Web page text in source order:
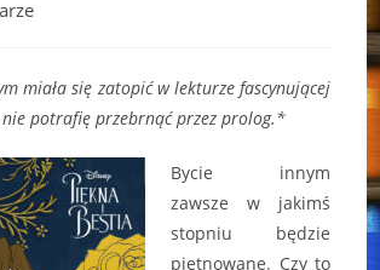
miała się zatopić w lekturze fascynującej
potrafię przebrnąć przez prolog.*
Bycie innym
zawsze w jakimś
stopniu będzie
piętnowane. Czy to